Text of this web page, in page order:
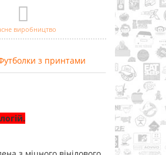
виробництво
з принтами